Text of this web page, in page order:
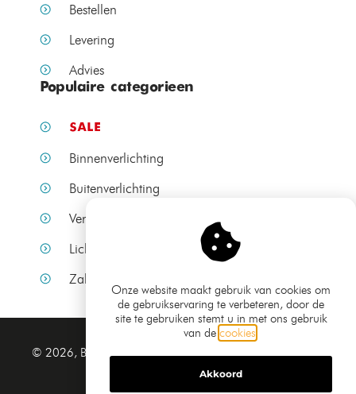
Bestellen
Levering
Advies
Populaire categorieen
SALE
Binnenverlichting
Buitenverlichting
Verlichting per ruimte
Lichtbronnen
Zakelijke verlichting
© 2026, Bamled.nl
Algemene voorwaarden
Privacy verklaring
Sitemap
Onze website maakt gebruik van cookies om
de gebruikservaring te verbeteren, door de
site te gebruiken stemt u in met ons gebruik
van de cookies
Akkoord